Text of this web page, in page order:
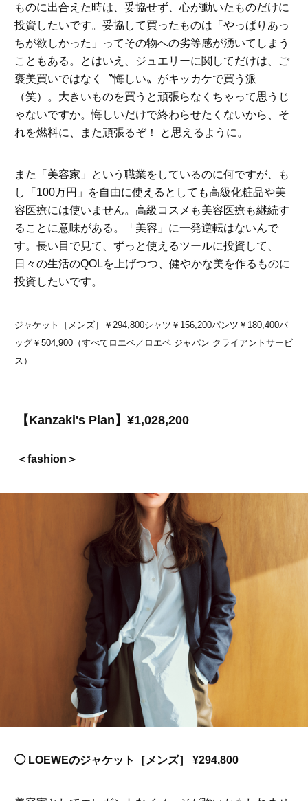
ものに出合えた時は、妥協せず、心が動いたものだけに
投資したいです。妥協して買ったものは「やっぱりあっ
ちが欲しかった」ってその物への劣等感が湧いてしまう
こともある。とはいえ、ジュエリーに関してだけは、ご
褒美買いではなく〝悔しい〟がキッカケで買う派
（笑）。大きいものを買うと頑張らなくちゃって思うじ
ゃないですか。悔しいだけで終わらせたくないから、そ
れを燃料に、また頑張るぞ！ と思えるように。
また「美容家」という職業をしているのに何ですが、も
し「100万円」を自由に使えるとしても高級化粧品や美
容医療には使いません。高級コスメも美容医療も継続す
ることに意味がある。「美容」に一発逆転はないんで
す。長い目で見て、ずっと使えるツールに投資して、
日々の生活のQOLを上げつつ、健やかな美を作るものに
投資したいです。
ジャケット［メンズ］￥294,800シャツ￥156,200パンツ￥180,400バ
ッグ￥504,900（すべてロエベ／ロエベ ジャパン クライアントサービ
ス）
【Kanzaki's Plan】¥1,028,200
＜fashion＞
◯ LOEWEのジャケット［メンズ］ ¥294,800